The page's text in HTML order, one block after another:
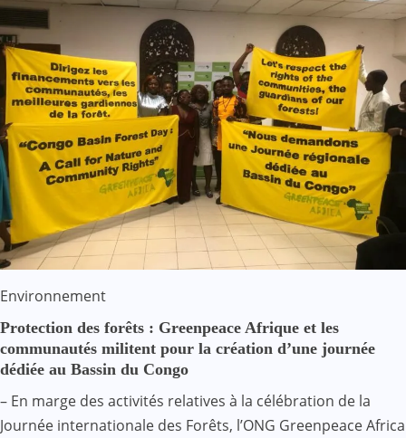
Environnement
Protection des forêts : Greenpeace Afrique et les
communautés militent pour la création d’une journée
dédiée au Bassin du Congo
– En marge des activités relatives à la célébration de la
Journée internationale des Forêts, l’ONG Greenpeace Africa